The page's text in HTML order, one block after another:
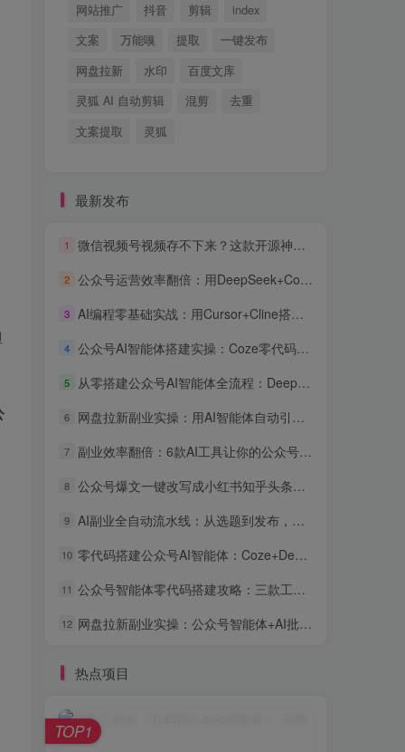
网站推广
抖音 剪辑
index
文案
万能嗅 提取
一键发布
网盘拉新
水印
百度文库
灵狐 AI 自动剪辑
混剪
去重
文案提取
灵狐
最新发布
1 微信视频号视频存不下来？这款开源神器一键下载，批量+解密+去重全免费
2 公众号运营效率翻倍：用DeepSeek+Coze搭建AI客服智能体，粉丝互动率提升300%
3 AI编程零基础实战：用Cursor+Cline搭建公众号内容自动采集发布系统，全流程可复现
4 公众号AI智能体搭建实操：Coze零代码接入，自动回复用户咨询效率提升3倍
5 从零搭建公众号AI智能体全流程：DeepSeek+Coze+飞书自动化副业实战指南
6 网盘拉新副业实操：用AI智能体自动引流日入300+
7 副业效率翻倍：6款AI工具让你的公众号运营和副业项目自动化实战指南
8 公众号爆文一键改写成小红书知乎头条：AI智能体跨平台分发实操教程
9 AI副业全自动流水线：从选题到发布，一个人管三个公众号的矩阵赚钱实操
10 零代码搭建公众号AI智能体：Coze+DeepSeek接微信客服与自动回复教程
11 公众号智能体零代码搭建攻略：三款工具让你的号24小时自动变现
12 网盘拉新副业实操：公众号智能体+AI批量做内容引流全流程
热点项目
TOP1